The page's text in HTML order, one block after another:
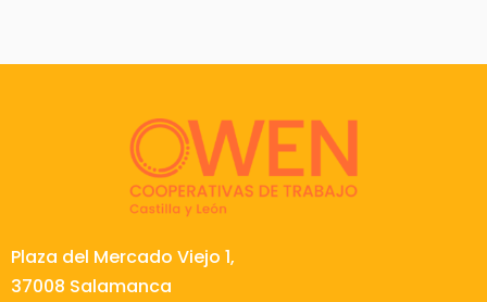
Plaza del Mercado Viejo 1,
37008 Salamanca